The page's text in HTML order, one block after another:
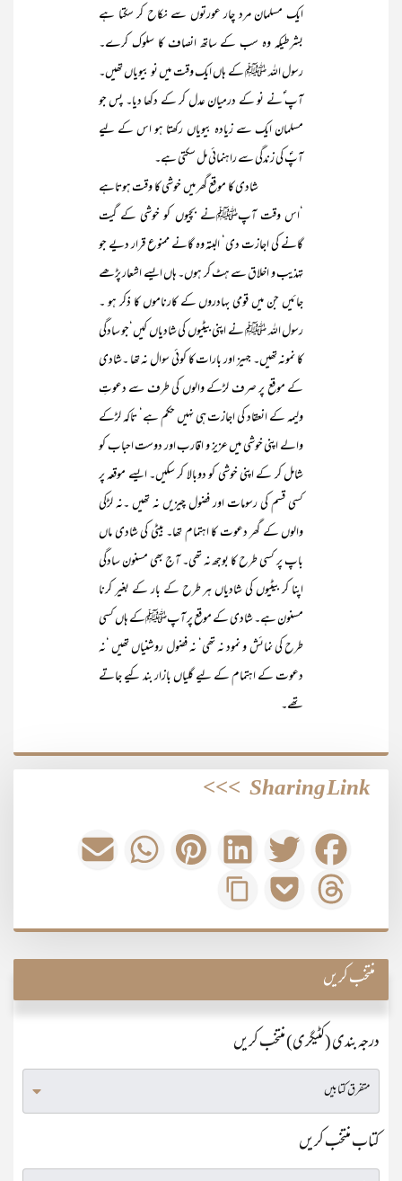
ایک مسلمان مرد چار عورتوں سے نکاح کر سکتا ہے
بشرطیکہ وہ سب کے ساتھ انصاف کا سلوک کرے۔
رسول اللہ ﷺ کے ہاں ایک وقت میں نو بیویاں تھیں۔
آپ ؐنے نو کے درمیان عدل کر کے دکھا دیا۔ پس جو
مسلمان ایک سے زیادہ بیویاں رکھتا ہو اس کے لیے
آپؐ کی زندگی سے راہنمائی مل سکتی ہے۔
شادی کا موقع گھر میں خوشی کا وقت ہوتاہے
‘اس وقت آپﷺنے بچیوں کو خوشی کے گیت
گانے کی اجازت دی‘ البتہ وہ گانے ممنوع قرار دیے جو
تہذیب و اخلاق سے ہٹ کر ہوں۔ ہاں ایسے اشعار پڑھے
جائیں جن میں قومی بہادروں کے کارناموں کا ذکر ہو ۔
رسول اللہ ﷺ نے اپنی بیٹیوں کی شادیاں کیں‘جو سادگی
کا نمونہ تھیں۔ جہیز اور بارات کا کوئی سوال نہ تھا ۔شادی
کے موقع پر صرف لڑکے والوں کی طرف سے دعوتِ
ولیمہ کے انعقاد کی اجازت ہی نہیں حکم ہے‘ تاکہ لڑکے
والے اپنی خوشی میں عزیز و اقارب اور دوست احباب کو
شامل کر کے اپنی خوشی کو دوبالا کر سکیں۔ ایسے موقعہ پر
کسی قسم کی رسومات اور فضول چیزیں نہ تھیں ۔نہ لڑکی
والوں کے گھر دعوت کا اہتمام تھا۔ بیٹی کی شادی ماں
باپ پر کسی طرح کا بوجھ نہ تھی۔ آج بھی مسنون سادگی
اپنا کر بیٹیوں کی شادیاں ہر طرح کے بار کے بغیر کرنا
مسنون ہے۔ شادی کے موقع پر آپﷺکے ہاں کسی
طرح کی نمائش و نمود نہ تھی‘ نہ فضول روشنیاں تھیں ‘نہ
دعوت کے اہتمام کے لیے گلیاں بازار بند کیے جاتے
تھے۔
Sharing Link
>>>
منتخب کریں
درجہ بندی (کٹیگری) منتخب کریں
کتاب منتخب کریں